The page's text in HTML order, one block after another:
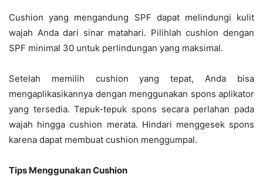
Cushion yang mengandung SPF dapat melindungi kulit
wajah Anda dari sinar matahari. Pilihlah cushion dengan
SPF minimal 30 untuk perlindungan yang maksimal.
Setelah memilih cushion yang tepat, Anda bisa
mengaplikasikannya dengan menggunakan spons aplikator
yang tersedia. Tepuk-tepuk spons secara perlahan pada
wajah hingga cushion merata. Hindari menggesek spons
karena dapat membuat cushion menggumpal.
Tips Menggunakan Cushion